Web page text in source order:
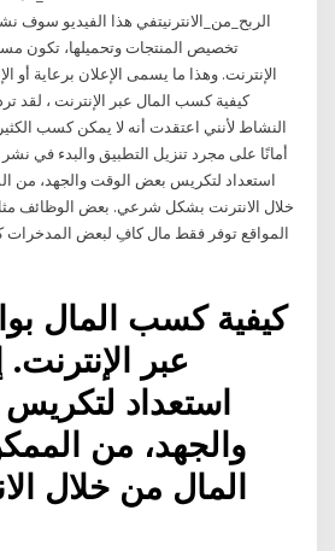
تخصيص المنتجات وتحميلها، تكون
الإنترنت. وهذا ما يسمى الإعلان برعاية أو
كيفية كسب المال عبر الإنترنت ، لقد
النشاط لأنني اعتقدت أنه لا يمكن كسب
أمانًا على مجرد تنزيل التطبيق والبدء في
استعداد لتكريس بعض الوقت والجهد، من
خلال الانترنت بشكل شرعي. بعض الوظائف مثل
المواقع توفر فقط مال كافِ لبعض
كيفية كسب المال
عبر
استعداد
والجهد، من
المال من خلال